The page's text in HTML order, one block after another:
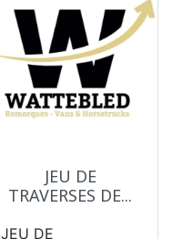
JEU DE
TRAVERSES DE...
JEU DE